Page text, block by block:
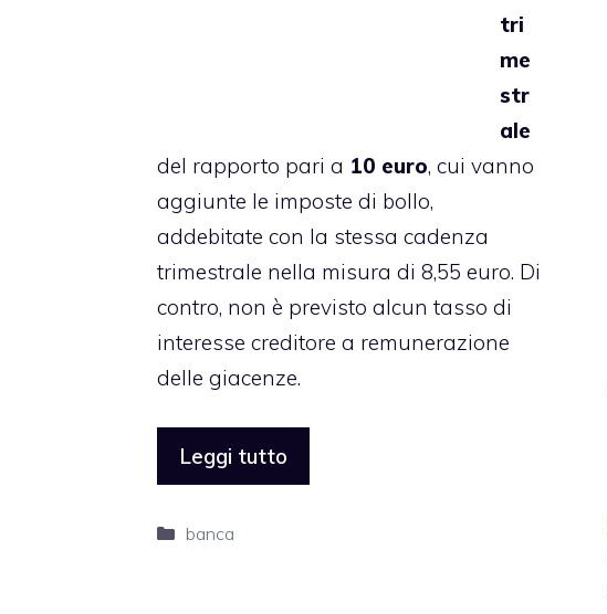
tri
me
str
ale
del rapporto pari a 10 euro, cui vanno
aggiunte le imposte di bollo,
addebitate con la stessa cadenza
trimestrale nella misura di 8,55 euro. Di
contro, non è previsto alcun tasso di
interesse creditore a remunerazione
delle giacenze.
Leggi tutto
Categorie
banca